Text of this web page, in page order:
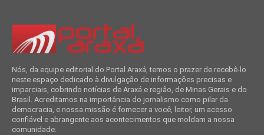
Nós, da equipe editorial do Portal Araxá, temos o prazer de recebê-lo
neste espaço dedicado à divulgação de informações precisas e
imparciais, cobrindo notícias de Araxá e região, de Minas Gerais e do
Brasil. Acreditamos na importância do jornalismo como pilar da
democracia, e nossa missão é fornecer a você, leitor, um acesso
confiável e abrangente aos acontecimentos que moldam a nossa
comunidade.